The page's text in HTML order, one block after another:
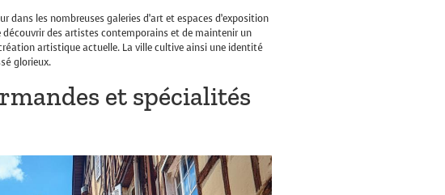
dans les nombreuses galeries d’art et espaces d’exposition
des artistes contemporains et de maintenir un
artistique actuelle. La ville cultive ainsi une identité
glorieux.
et spécialités